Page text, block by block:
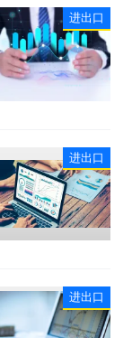
进出口
进出口
进出口